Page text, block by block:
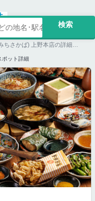
東京都台東区の個室居酒屋 鳥道酒場(とりみちさかば) 上野本店の詳細ページ。ペット同伴可のお店探しならペットホームウェブ。ペット可賃貸のお部屋探し、ペット可マンション購入のご検討時にもご利用ください。
ポット詳細